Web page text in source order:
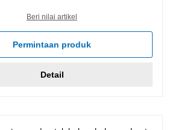
Beri nilai artikel
Permintaan produk
Detail